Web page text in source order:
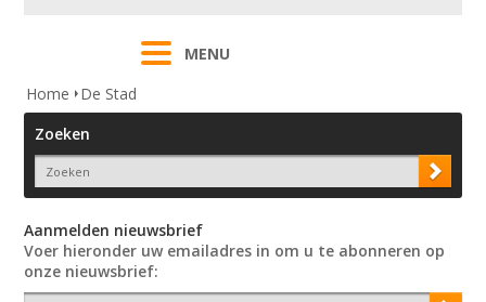
MENU
Home
De Stad
Zoeken
Aanmelden nieuwsbrief
Voer hieronder uw emailadres in om u te abonneren op
onze nieuwsbrief: